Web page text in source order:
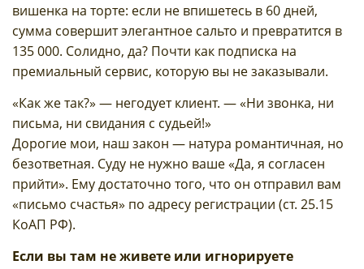
вишенка на торте: если не впишетесь в 60 дней,
сумма совершит элегантное сальто и превратится в
135 000. Солидно, да? Почти как подписка на
премиальный сервис, которую вы не заказывали.
«Как же так?» — негодует клиент. — «Ни звонка, ни
письма, ни свидания с судьей!»
Дорогие мои, наш закон — натура романтичная, но
безответная. Суду не нужно ваше «Да, я согласен
прийти». Ему достаточно того, что он отправил вам
«письмо счастья» по адресу регистрации (ст. 25.15
КоАП РФ).
Если вы там не живете или игнорируете